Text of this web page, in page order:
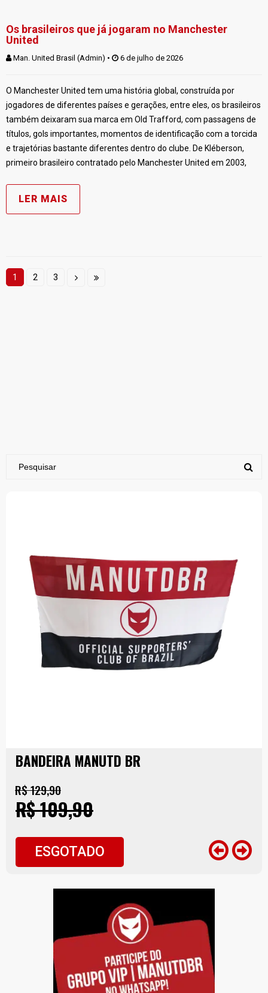
Os brasileiros que já jogaram no Manchester
United
Man. United Brasil (Admin) • 6 de julho de 2026
O Manchester United tem uma história global, construída por
jogadores de diferentes países e gerações, entre eles, os brasileiros
também deixaram sua marca em Old Trafford, com passagens de
títulos, gols importantes, momentos de identificação com a torcida
e trajetórias bastante diferentes dentro do clube. De Kléberson,
primeiro brasileiro contratado pelo Manchester United em 2003,
LER MAIS
1 2 3
BANDEIRA MANUTD BR
R$ 129,90
R$ 109,90
ESGOTADO